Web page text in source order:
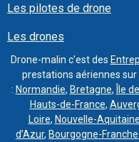
Les pilotes de drone
Les drones
Drone-malin c'est des
prestations aériennes
: Normandie, Bretagne, Île
Hauts-de-France,
Loire, Nouvelle-Aquitaine
d’Azur, Bourgogne-